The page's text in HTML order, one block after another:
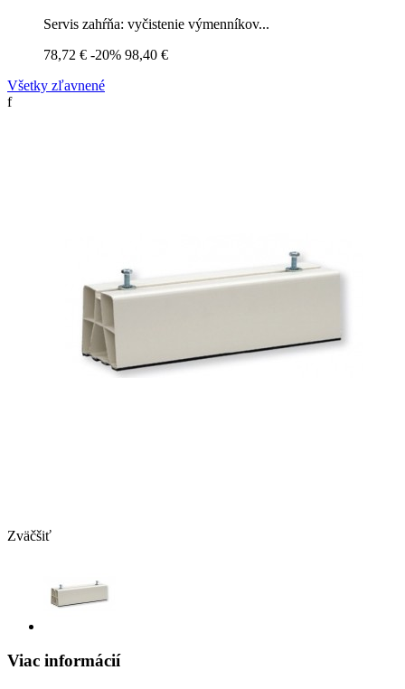
Servis zahŕňa: vyčistenie výmenníkov...
78,72 € -20% 98,40 €
Všetky zľavnené
f
Zväčšiť
Viac informácií